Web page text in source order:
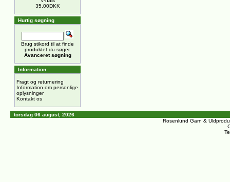
35,00DKK
Hurtig søgning
Brug stikord til at finde
produktet du søger.
Avanceret søgning
Information
Fragt og returnering
Information om personlige
oplysninger
Kontakt os
torsdag 06 august, 2026
Rosenlund Garn &